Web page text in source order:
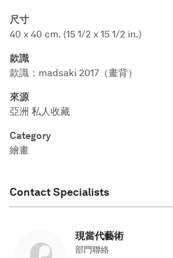
尺寸
40 x 40 cm. (15 1/2 x 15 1/2 in.)
款識
款識：madsaki 2017（畫背）
來源
亞洲 私人收藏
Category
繪畫
Contact Specialists
現當代藝術
部門聯絡